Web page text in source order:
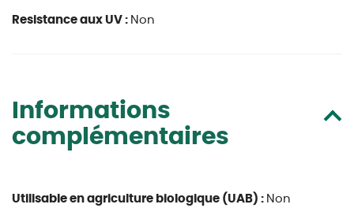
Resistance aux UV : Non
Informations
complémentaires
Utilisable en agriculture biologique (UAB) : Non